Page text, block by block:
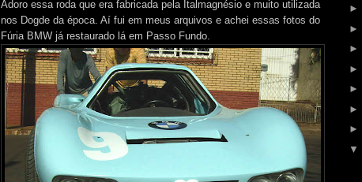
Adoro essa roda que era fabricada pela Italmagnésio e muito utilizada
nos Dogde da época. Aí fui em meus arquivos e achei essas fotos do
Fúria BMW já restaurado lá em Passo Fundo.
►
►
►
►
►
►
►
▼